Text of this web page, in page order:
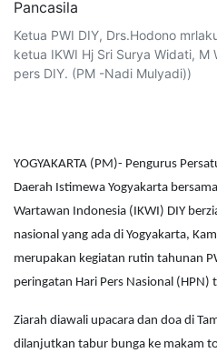
Ketua PWI DIY, Drs.Hodono
ketua IKWI Hj Sri Surya Widati,
pers DIY. (PM -Nadi Mulyadi))
YOGYAKARTA (PM)- Pengurus
Daerah Istimewa Yogyakarta
Wartawan Indonesia (IKWI) DIY
nasional yang ada di Yogyakarta,
merupakan kegiatan rutin tahunan
peringatan Hari Pers Nasional (HPN)
Ziarah diawali upacara dan doa di
dilanjutkan tabur bunga ke makam